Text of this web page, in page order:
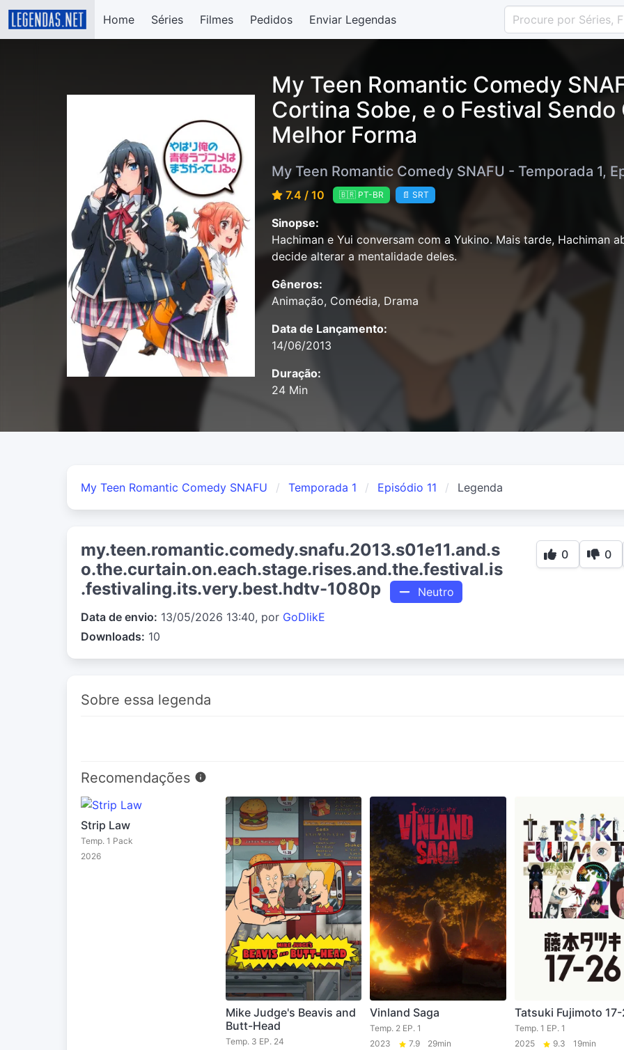
Home Séries Filmes Pedidos Enviar Legendas
My Teen Romantic Comedy
Cortina Sobe, e o Festival
Melhor Forma
My Teen Romantic Comedy SNAFU - Temporada 1,
7.4 / 10 🇧🇷 PT-BR 📄 SRT
Sinopse:
Hachiman e Yui conversam com a Yukino. Mais tarde, Hachiman
decide alterar a mentalidade deles.
Gêneros:
Animação, Comédia, Drama
Data de Lançamento:
14/06/2013
Duração:
24 Min
My Teen Romantic Comedy SNAFU Temporada 1 Episódio 11 Legenda
my.teen.romantic.comedy.snafu.2013.s01e11.and.s
o.the.curtain.on.each.stage.rises.and.the.festival.is
.festivaling.its.very.best.hdtv-1080p
Neutro
Data de envio: 13/05/2026 13:40, por GoDlikE
Downloads: 10
0 0
Sobre essa legenda
Recomendações
Strip Law
Temp. 1 Pack
2026
Mike Judge's Beavis and
Butt-Head
Temp. 3 EP. 24
Vinland Saga
Temp. 2 EP. 1
2023
7.9 29min
Tatsuki Fujimoto
Temp. 1 EP. 1
2025
9.3 19min